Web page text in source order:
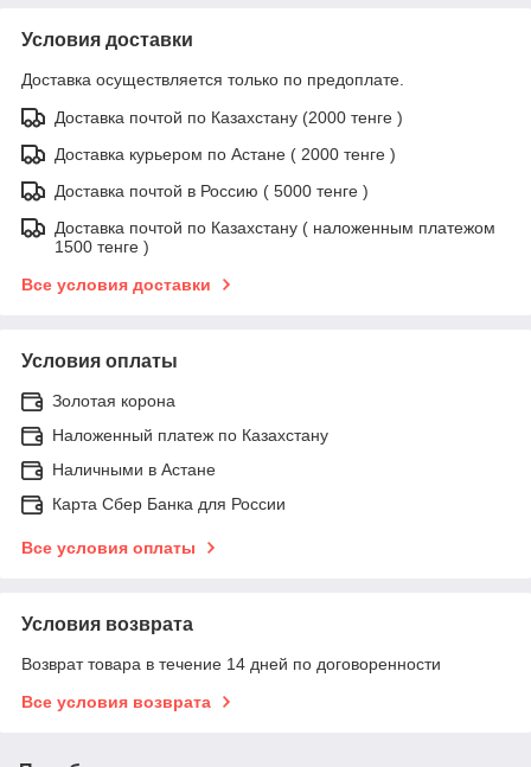
Условия доставки
Доставка осуществляется только по предоплате.
Доставка почтой по Казахстану (2000 тенге )
Доставка курьером по Астане ( 2000 тенге )
Доставка почтой в Россию ( 5000 тенге )
Доставка почтой по Казахстану ( наложенным платежом
1500 тенге )
Все условия доставки
Условия оплаты
Золотая корона
Наложенный платеж по Казахстану
Наличными в Астане
Карта Сбер Банка для России
Все условия оплаты
Условия возврата
Возврат товара в течение 14 дней по договоренности
Все условия возврата